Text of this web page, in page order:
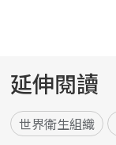
延伸閱讀
世界衛生組織